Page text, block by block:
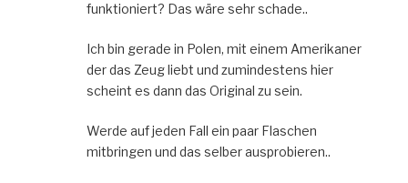
funktioniert? Das wäre sehr schade..
Ich bin gerade in Polen, mit einem Amerikaner
der das Zeug liebt und zumindestens hier
scheint es dann das Original zu sein.
Werde auf jeden Fall ein paar Flaschen
mitbringen und das selber ausprobieren..